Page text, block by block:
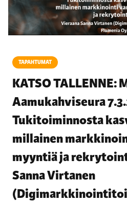
TAPAHTUMAT
KATSO TALLENNE:
Aamukahviseura
Tukitoiminnosta
millainen
myyntiä ja
Sanna Virtanen